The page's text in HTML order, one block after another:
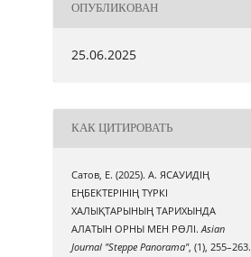
ОПУБЛИКОВАН
25.06.2025
КАК ЦИТИРОВАТЬ
Сатов, Е. (2025). А. ЯСАУИДІҢ
ЕҢБЕКТЕРІНІҢ ТҮРКІ
ХАЛЫҚТАРЫНЫҢ ТАРИХЫНДА
АЛАТЫН ОРНЫ МЕН РӨЛІ.Asian
Journal "Steppe Panorama", (1), 255–263.